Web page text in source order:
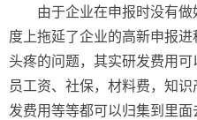
由于企业在申报时没有
度上拖延了企业的高新申报
头疼的问题，其实研发费用
员工资、社保，材料费，知
发费用等等都可以归集到里